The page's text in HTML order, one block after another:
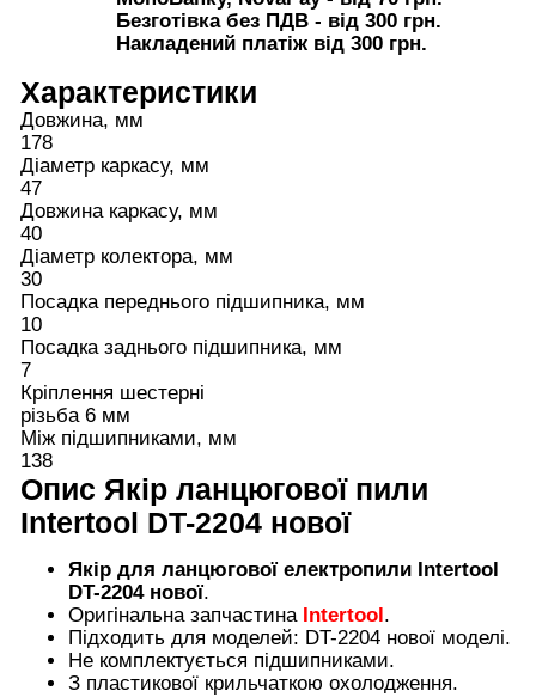
Безготівка без ПДВ - від 300 грн.
Накладений платіж від 300 грн.
Характеристики
Довжина, мм
178
Діаметр каркасу, мм
47
Довжина каркасу, мм
40
Діаметр колектора, мм
30
Посадка переднього підшипника, мм
10
Посадка заднього підшипника, мм
7
Кріплення шестерні
різьба 6 мм
Між підшипниками, мм
138
Опис Якір ланцюгової пили
Intertool DT-2204 нової
Якір для ланцюгової електропили Intertool
DT-2204 нової.
Оригінальна запчастина Intertool .
Підходить для моделей: DT-2204 нової моделі.
Не комплектується підшипниками.
З пластикової крильчаткою охолодження.